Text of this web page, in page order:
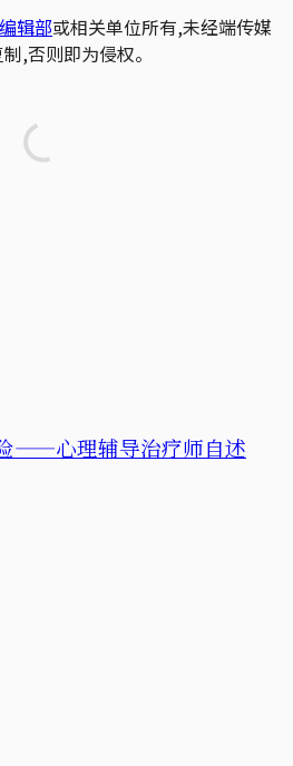
辑部或相关单位所有,未经端传媒
,否则即为侵权。
——心理辅导治疗师自述